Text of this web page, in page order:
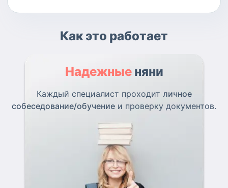
Как это работает
Надежные няни
Каждый специалист проходит личное
собеседование/обучение и проверку документов.